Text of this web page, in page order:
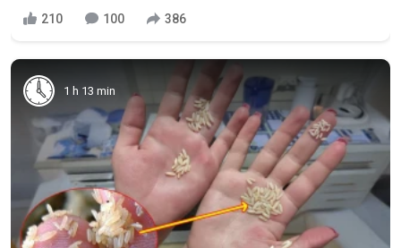
210 100 386
1 h 13 min